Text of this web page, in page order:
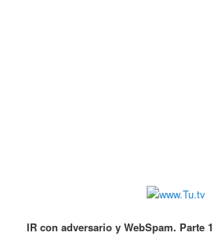
IR con adversario y WebSpam. Parte 1